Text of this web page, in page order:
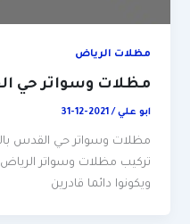
مظلات الرياض
مظلات وسواتر حي
ابو علي/
2021-12-31
مظلات وسواتر حي القدس
تركيب مظلات وسواتر
ويكونوا دائما قادرين